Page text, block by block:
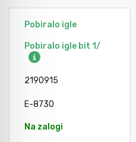
Pobiralo igle
Pobiralo igle bit 1/
2190915
E-8730
Na zalogi
Orodje za kolesa